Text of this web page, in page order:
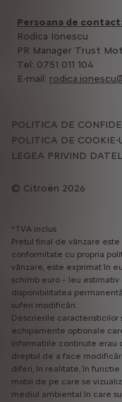
Persoana de contact:
Rodica Ionescu
PR Manager Trust
Tel: 0751 011 104
E-mail:
Citroën 2026
POLITICA DE
POLITICA DE COOKIE-
LEGEA PRIVIND
*TVA inclus
Pretul final de vânzare
conformitate cu propria
vânzare, este exprimat în
schimb euro – leu
disponibilitatea
suferi modificări.
Descrierile caracteristicilor
echipamente optionale
Informatiile continute erau
dreptul de a face
diferi, în realitate, în
mobil de pe care se
mediul ambiental în care